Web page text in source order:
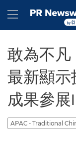
Hamburger
敢為不凡
最新顯
成果參
APAC - Traditional